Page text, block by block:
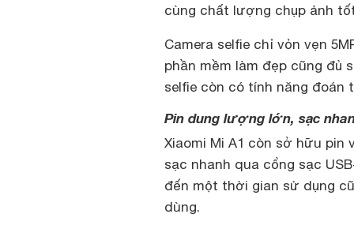
cùng chất lượng chụp ảnh
Camera selfie chỉ vỏn vẹn
phần mềm làm đẹp cũng đủ
selfie còn có tính năng đoán
Pin dung lượng lớn, sạc
Xiaomi Mi A1 còn sở hữu
sạc nhanh qua cổng sạc
đến một thời gian sử dụng
dùng.